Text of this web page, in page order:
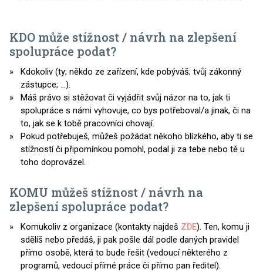
KDO může stížnost / návrh na zlepšení
spolupráce podat?
Kdokoliv (ty; někdo ze zařízení, kde pobýváš; tvůj zákonný
zástupce; …).
Máš právo si stěžovat či vyjádřit svůj názor na to, jak ti
spolupráce s námi vyhovuje, co bys potřeboval/a jinak, či na
to, jak se k tobě pracovníci chovají.
Pokud potřebuješ, můžeš požádat někoho blízkého, aby ti se
stížností či připomínkou pomohl, podal ji za tebe nebo tě u
toho doprovázel.
KOMU můžeš stížnost / návrh na
zlepšení spolupráce podat?
Komukoliv z organizace (kontakty najdeš ZDE). Ten, komu ji
sdělíš nebo předáš, ji pak pošle dál podle daných pravidel
přímo osobě, která to bude řešit (vedoucí některého z
programů, vedoucí přímé práce či přímo pan ředitel).